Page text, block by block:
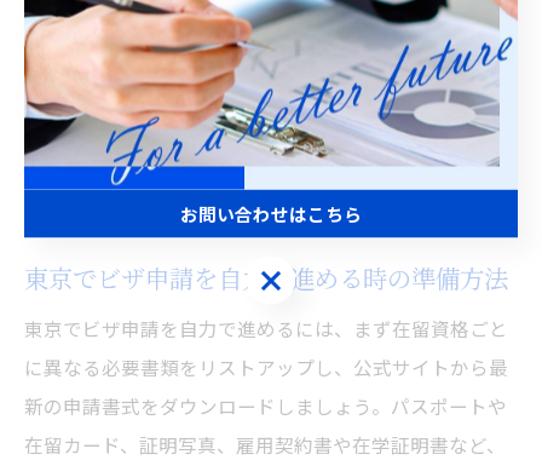
め、早めに情報収集を行いましょう。
万が一、申請が受理されなかったり追加資料を求められ
た場合は、速やかに対応することが重要です。自力での
申請に不安がある場合は、行政書士などの専門家に相談
することで、失敗リスクを減らすこともできます。
東京でビザ申請を自力で進める時の準備方法
東京でビザ申請を自力で進めるには、まず在留資格ごと
に異なる必要書類をリストアップし、公式サイトから最
新の申請書式をダウンロードしましょう。パスポートや
在留カード、証明写真、雇用契約書や在学証明書など、
お問い合わせはこちら
お問い合わせはこちら